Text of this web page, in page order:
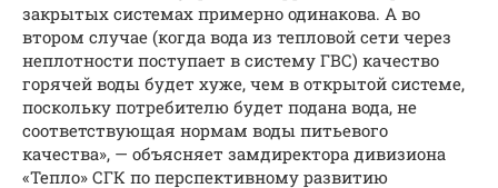
закрытых системах примерно одинакова. А во
втором случае (когда вода из тепловой сети через
неплотности поступает в систему ГВС) качество
горячей воды будет хуже, чем в открытой системе,
поскольку потребителю будет подана вода, не
соответствующая нормам воды питьевого
качества», — объясняет замдиректора дивизиона
«Тепло» СГК по перспективному развитию